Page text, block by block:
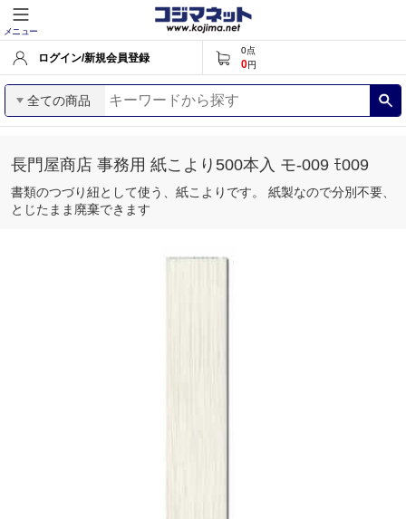
メニュー
ログイン/新規会員登録
0点
0円
全ての商品
長門屋商店 事務用 紙こより500本入 モ-009 ﾓ009
書類のつづり紐として使う、紙こよりです。 紙製なので分別不要、
とじたまま廃棄できます